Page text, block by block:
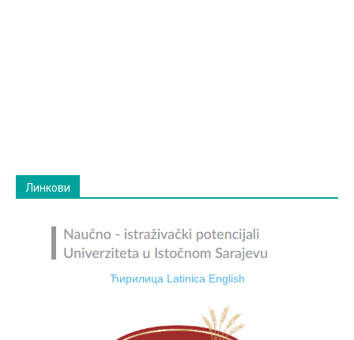
Линкови
Ћирилица Latinica English